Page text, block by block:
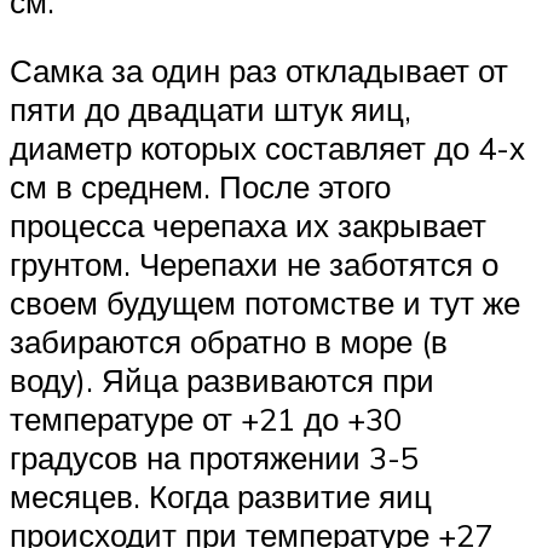
Самка за один раз откладывает от
пяти до двадцати штук яиц,
диаметр которых составляет до 4-х
см в среднем. После этого
процесса черепаха их закрывает
грунтом. Черепахи не заботятся о
своем будущем потомстве и тут же
забираются обратно в море (в
воду). Яйца развиваются при
температуре от +21 до +30
градусов на протяжении 3-5
месяцев. Когда развитие яиц
происходит при температуре +27